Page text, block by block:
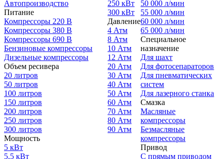
Автопроизводство
Питание
Компрессоры 220 В
Компрессоры 380 В
Компрессоры 690 В
Бензиновые компрессоры
Дизельные компрессоры
Объем ресивера
20 литров
50 литров
100 литров
150 литров
200 литров
250 литров
300 литров
Мощность
5 кВт
5,5 кВт
250 кВт
300 кВт
Давление
4 Атм
8 Атм
10 Атм
12 Атм
20 Атм
30 Атм
40 Атм
50 Атм
60 Атм
70 Атм
80 Атм
90 Атм
50 000 л/мин
55 000 л/мин
60 000 л/мин
65 000 л/мин
Специальное
назначение
Для шахт
Для фотосепараторов
Для пневматических
систем
Для лазерного станка
Смазка
Масляные
компрессоры
Безмасляные
компрессоры
Привод
С прямым приводом